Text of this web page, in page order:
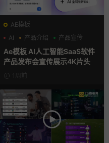
AE模板
AI
产品介绍 产品宣传
Ae模板 AI人工智能SaaS软件
产品发布会宣传展示4K片头
1周前